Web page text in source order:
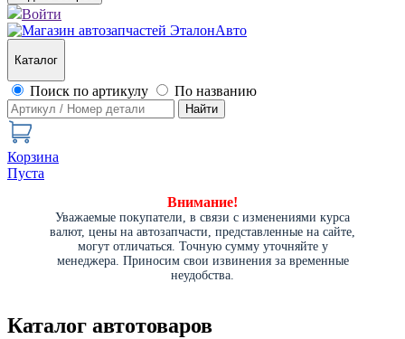
Войти
Каталог
Поиск по артикулу По названию
Найти
Корзина
Пуста
Внимание!
Уважаемые покупатели, в связи с изменениями курса
валют, цены на автозапчасти, представленные на сайте,
могут отличаться. Точную сумму уточняйте у
менеджера. Приносим свои извинения за временные
неудобства.
Каталог автотоваров